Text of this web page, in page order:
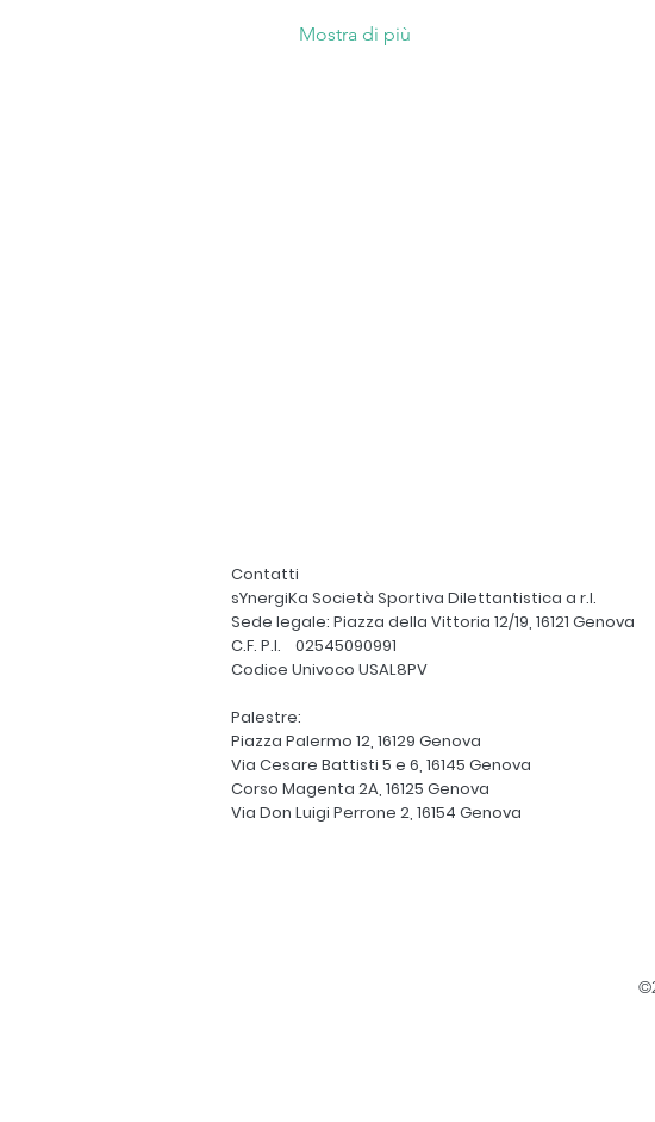
Mostra di più
Contatti
sYnergiKa Società Sportiva Dilettantistica a r.l.
Sede legale: Piazza della Vittoria 12/19, 16121 Genova
C.F. P.I. 02545090991
Codice Univoco USAL8PV
Palestre:
Piazza Palermo 12, 16129 Genova
Via Cesare Battisti 5 e 6, 16145 Genova
Corso Magenta 2A, 16125 Genova
Via Don Luigi Perrone 2, 16154 Genova